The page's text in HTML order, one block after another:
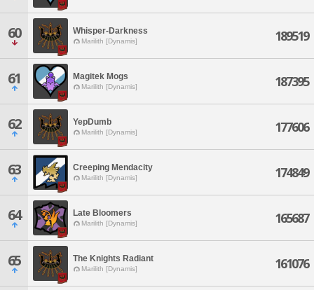
60 Whisper-Darkness
Marilith [Dynamis] 189519
61 Magitek Mogs
Marilith [Dynamis] 187395
62 YepDumb
Marilith [Dynamis] 177606
63 Creeping Mendacity
Marilith [Dynamis] 174849
64 Late Bloomers
Marilith [Dynamis] 165687
65 The Knights Radiant
Marilith [Dynamis] 161076